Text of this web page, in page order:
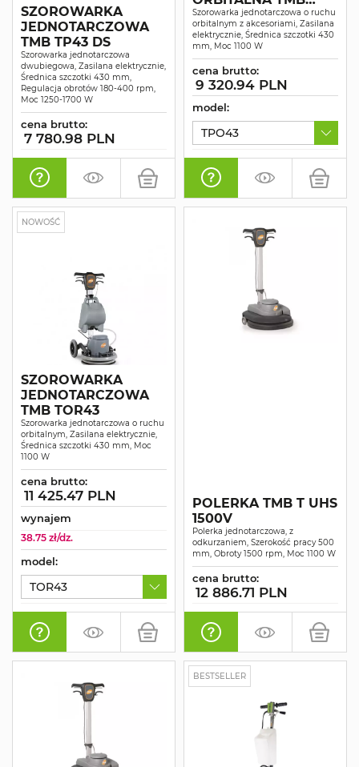
SZOROWARKA
JEDNOTARCZOWA
TMB TP43 DS
Szorowarka jednotarczowa
dwubiegowa, Zasilana elektrycznie,
Średnica szczotki 430 mm,
Regulacja obrotów 180-400 rpm,
Moc 1250-1700 W
cena brutto:
7 780.98 PLN
TPO43
Szorowarka jednotarczowa o ruchu
orbitalnym z akcesoriami, Zasilana
elektrycznie, Średnica szczotki 430
mm, Moc 1100 W
cena brutto:
9 320.94 PLN
model:
TPO43
NOWOŚĆ
SZOROWARKA
JEDNOTARCZOWA
TMB TOR43
Szorowarka jednotarczowa o ruchu
orbitalnym, Zasilana elektrycznie,
Średnica szczotki 430 mm, Moc
1100 W
cena brutto:
11 425.47 PLN
wynajem
38.75 zł/dz.
model:
TOR43
POLERKA TMB T UHS
1500V
Polerka jednotarczowa, z
odkurzaniem, Szerokość pracy 500
mm, Obroty 1500 rpm, Moc 1100 W
cena brutto:
12 886.71 PLN
BESTSELLER